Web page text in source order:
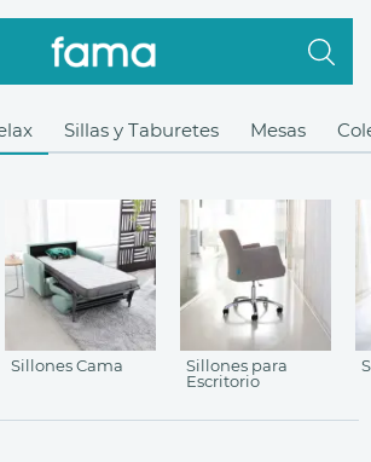
Sillones Cama
Sillones para
Escritorio
Sillas y Taburetes Mesas